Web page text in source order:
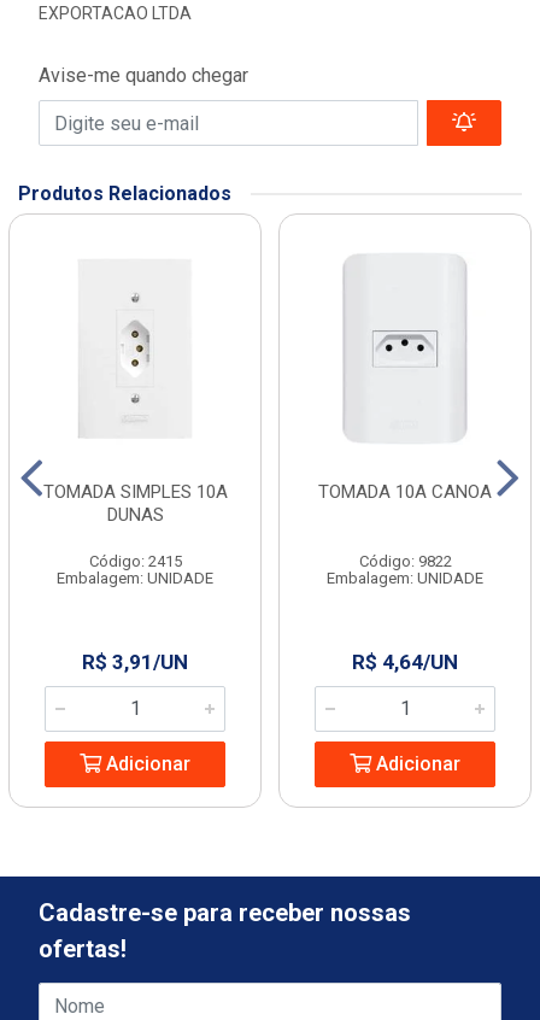
EXPORTACAO LTDA
Avise-me quando chegar
Produtos Relacionados
TOMADA SIMPLES 10A
DUNAS
Código: 2415
Embalagem: UNIDADE
R$ 3,91/UN
Adicionar
TOMADA 10A CANOA
Código: 9822
Embalagem: UNIDADE
R$ 4,64/UN
Adicionar
Cadastre-se para receber nossas
ofertas!